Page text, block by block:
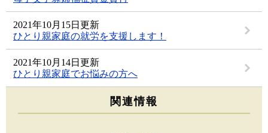
2021年10月15日更新
ひとり親家庭の就労を支援します！
2021年10月14日更新
ひとり親家庭でお悩みの方へ
関連情報